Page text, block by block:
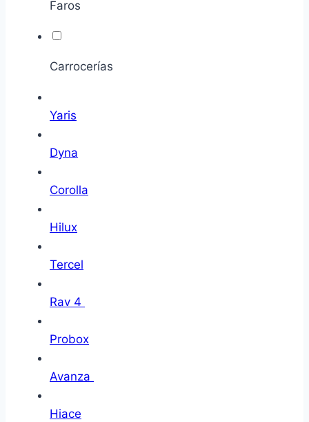
Faros
Carrocerías
Yaris
Dyna
Corolla
Hilux
Tercel
Rav 4
Probox
Avanza
Hiace